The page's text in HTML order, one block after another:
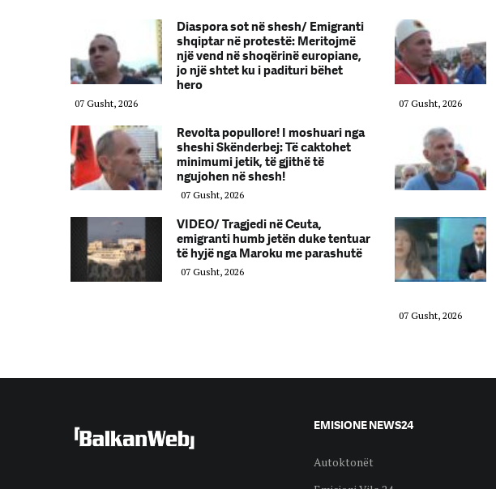
Diaspora sot në shesh/ Emigranti
shqiptar në protestë: Meritojmë
një vend në shoqërinë europiane,
jo një shtet ku i padituri bëhet
hero
07 Gusht, 2026 07 Gusht, 2026
Revolta popullore! I moshuari nga
sheshi Skënderbej: Të caktohet
minimumi jetik, të gjithë të
ngujohen në shesh!
07 Gusht, 2026
VIDEO/ Tragjedi në Ceuta,
emigranti humb jetën duke tentuar
të hyjë nga Maroku me parashutë
07 Gusht, 2026
07 Gusht, 2026
EMISIONE NEWS24
Autoktonët